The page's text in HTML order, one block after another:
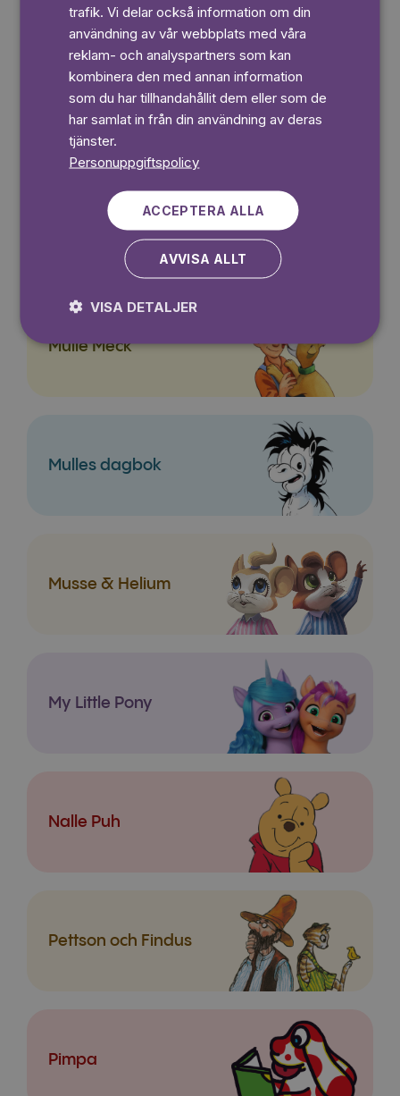
Märta
Monster Monster
Mulle Meck
Mulles dagbok
Musse & Helium
My Little Pony
Nalle Puh
Pettson och Findus
Pimpa
trafik. Vi delar också information om din
användning av vår webbplats med våra
reklam- och analyspartners som kan
kombinera den med annan information
som du har tillhandahållit dem eller som de
har samlat in från din användning av deras
tjänster.
Personuppgiftspolicy
ACCEPTERA ALLA
AVVISA ALLT
VISA DETALJER